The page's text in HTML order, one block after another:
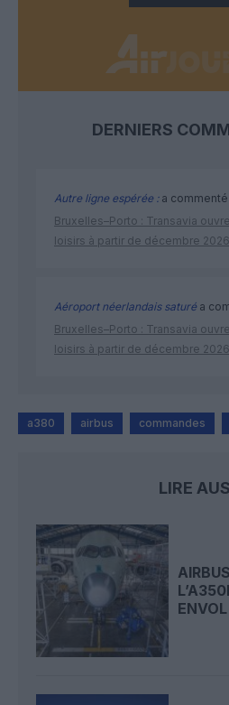
DERNIERS
Autre ligne espérée :a commenté
Bruxelles–Porto : Transavia
loisirs à partir de décembre 2026
Aéroport néerlandais saturéa
Bruxelles–Porto : Transavia
loisirs à partir de décembre 2026
a380 airbus commandes
LIRE
ENVOL